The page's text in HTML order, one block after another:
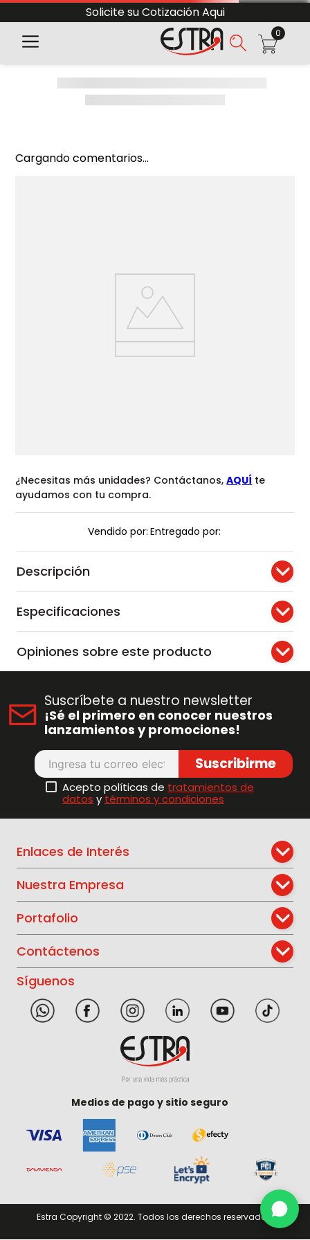
Solicite su Cotización Aqui
0
Cargando comentarios...
¿Necesitas más unidades? Contáctanos,AQUÍ te
ayudamos con tu compra.
Vendido por: Entregado por:
Descripción
Especificaciones
Opiniones sobre este producto
Suscríbete a nuestro newsletter
¡Sé el primero en conocer nuestros
lanzamientos y promociones!
Suscribirme
Acepto políticas de tratamientos de
datos y términos y condiciones
Enlaces de Interés
Nuestra Empresa
Portafolio
Contáctenos
Síguenos
Medios de pago y sitio seguro
Estra Copyright © 2022. Todos los derechos reservados.